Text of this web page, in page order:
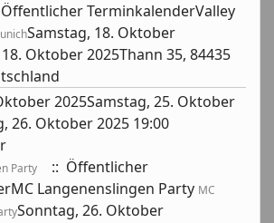
TerminkalenderValley
Samstag, 18. Oktober
Oktober 2025Thann 35, 84435
2025Samstag, 25. Oktober
26. Oktober 2025 19:00
Party
:: Öffentlicher
Langenenslingen Party MC
Sonntag, 26. Oktober